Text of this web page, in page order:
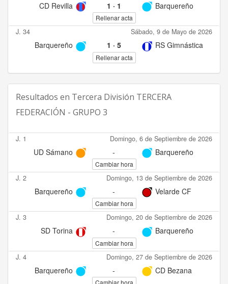
CD Revilla 1 · 1 Barquereño
Rellenar acta
J. 34 Sábado, 9 de Mayo de 2026
Barquereño 1 · 5 RS Gimnástica
Rellenar acta
Resultados en Tercera División TERCERA
FEDERACIÓN - GRUPO 3
J. 1 Domingo, 6 de Septiembre de 2026
UD Sámano - Barquereño
Cambiar hora
J. 2 Domingo, 13 de Septiembre de 2026
Barquereño - Velarde CF
Cambiar hora
J. 3 Domingo, 20 de Septiembre de 2026
SD Torina - Barquereño
Cambiar hora
J. 4 Domingo, 27 de Septiembre de 2026
Barquereño - CD Bezana